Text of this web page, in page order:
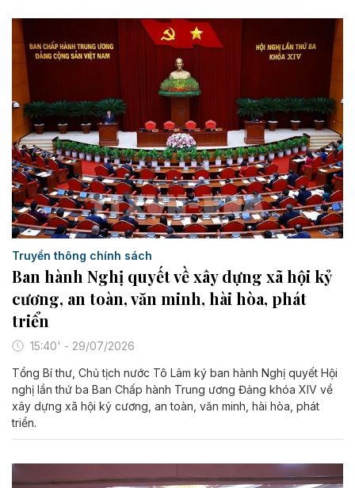
Truyền thông chính sách
Ban hành Nghị quyết về xây dựng xã hội kỷ
cương, an toàn, văn minh, hài hòa, phát
triển
15:40' - 29/07/2026
Tổng Bí thư, Chủ tịch nước Tô Lâm ký ban hành Nghị quyết Hội
nghị lần thứ ba Ban Chấp hành Trung ương Đảng khóa XIV về
xây dựng xã hội kỷ cương, an toàn, văn minh, hài hòa, phát
triển.